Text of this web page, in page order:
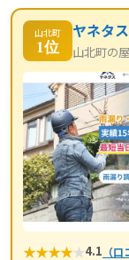
山北町
1位
ヤネタス
山北町の
★★★★★4.1 （